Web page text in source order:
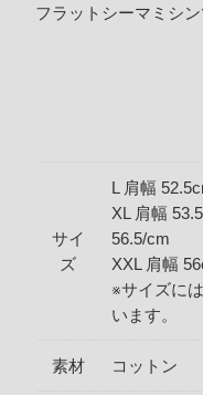
フラットシーマミシ
サイ
ズ
L 肩幅
XL 肩幅
56.5/cm
XXL 肩幅
※サイズに
います。
素材 コットン